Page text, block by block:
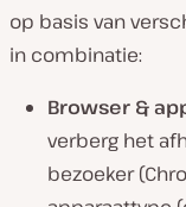
op basis van
in combinatie:
Browser &
verberg het
bezoeker